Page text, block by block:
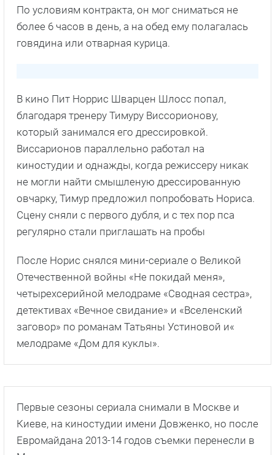
не могли найти смышленую дрессированную
овчарку, Тимур предложил попробовать Нориса.
Сцену сняли с первого дубля, и с тех пор пса
Отечественной войны «Не покидай меня»,
четырехсерийной мелодраме «Сводная сестра»,
детективах «Вечное свидание» и «Вселенский
заговор» по романам Татьяны Устиновой и«
мелодраме «Дом для куклы».
Первые сезоны сериала снимали в Москве и
Евромайдана 2013-14 годов съемки перенесли в
Минске.
Прямая речь
что он идет уже не первую неделю. Не
рассчитывала, что меня возьмут в проект.
Кастинг закончился, и режиссер Владимир